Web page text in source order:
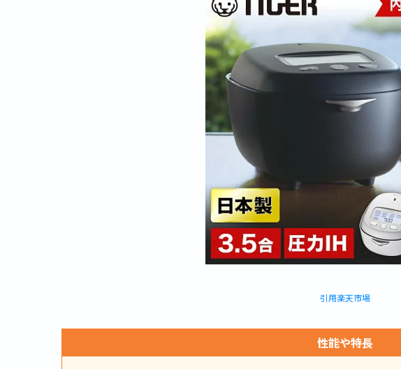
引用楽天市場
性能や特長